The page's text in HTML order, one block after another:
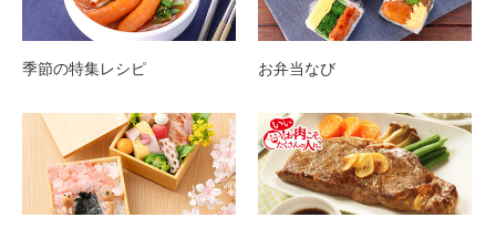
季節の特集レシピ お弁当なび